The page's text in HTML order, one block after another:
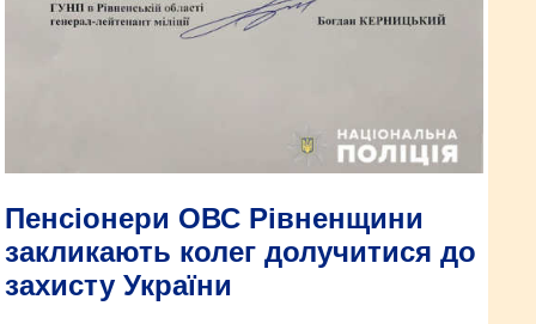
Пенсіонери ОВС Рівненщини
закликають колег долучитися до
захисту України